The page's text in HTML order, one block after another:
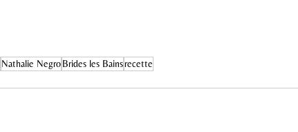
Nathalie NegroBrides les Bainsrecette